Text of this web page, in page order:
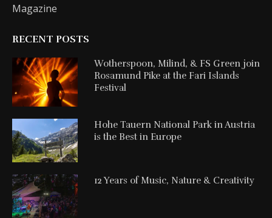
Magazine
RECENT POSTS
Wotherspoon, Milind, & FS Green join
Rosamund Pike at the Fari Islands
Festival
Hohe Tauern National Park in Austria
is the Best in Europe
12 Years of Music, Nature & Creativity